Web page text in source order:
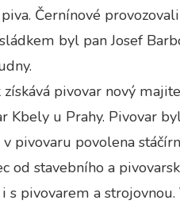
Černínové
byl pan Josef
pivovar nový
Kbely u Prahy. Pivovar
pivovaru povolena
od stavebního a
s pivovarem a
využitím
cookies
nebo